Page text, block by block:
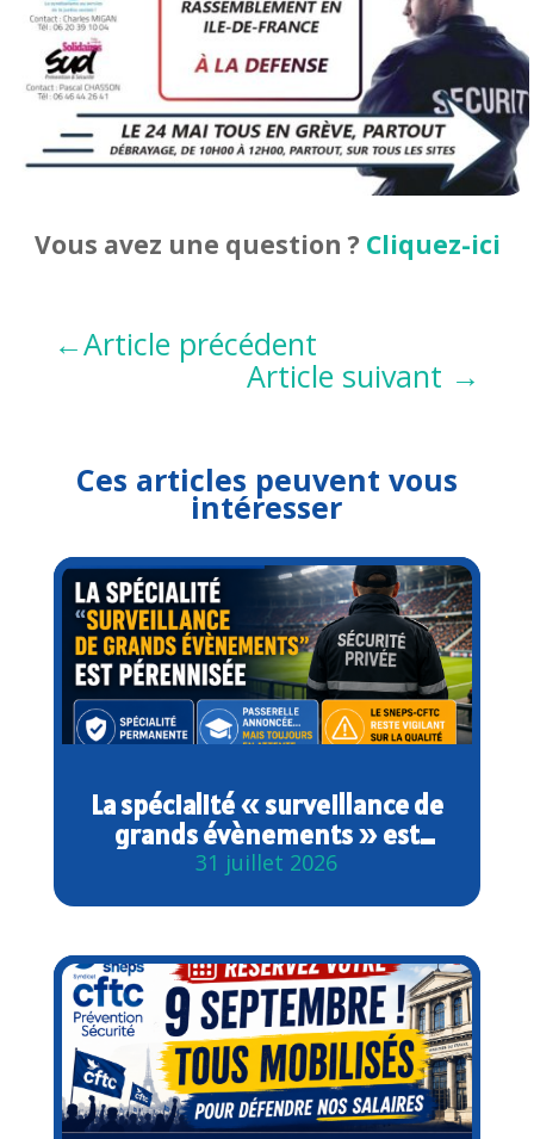
Vous avez une question ? Cliquez-ici
←Article précédent
Article suivant →
Ces articles peuvent vous
intéresser
La spécialité « surveillance de
grands évènements » est
désormais pérennisée
31 juillet 2026